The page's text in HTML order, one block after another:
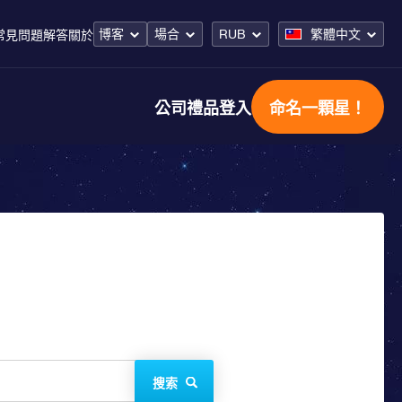
見問題解答關於 博客 場合 RUB 繁體中文
公司禮品登入 命名一顆星！
搜索